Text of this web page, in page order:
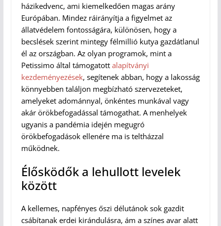
házikedvenc, ami kiemelkedően magas arány
Európában. Mindez ráirányítja a figyelmet az
állatvédelem fontosságára, különösen, hogy a
becslések szerint mintegy félmillió kutya gazdátlanul
él az országban. Az olyan programok, mint a
Petissimo által támogatott alapítványi
kezdeményezések, segítenek abban, hogy a lakosság
könnyebben találjon megbízható szervezeteket,
amelyeket adománnyal, önkéntes munkával vagy
akár örökbefogadással támogathat. A menhelyek
ugyanis a pandémia idején megugró
örökbefogadások ellenére ma is teltházzal
működnek.
Élősködők a lehullott levelek
között
A kellemes, napfényes őszi délutánok sok gazdit
csábítanak erdei kirándulásra, ám a színes avar alatt